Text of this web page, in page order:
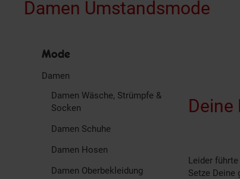
Damen Umstandsmode
Mode
Damen
Damen Wäsche, Strümpfe &
Socken
Damen Schuhe
Damen Hosen
Damen Oberbekleidung
Deine
Leider
Setze Deine